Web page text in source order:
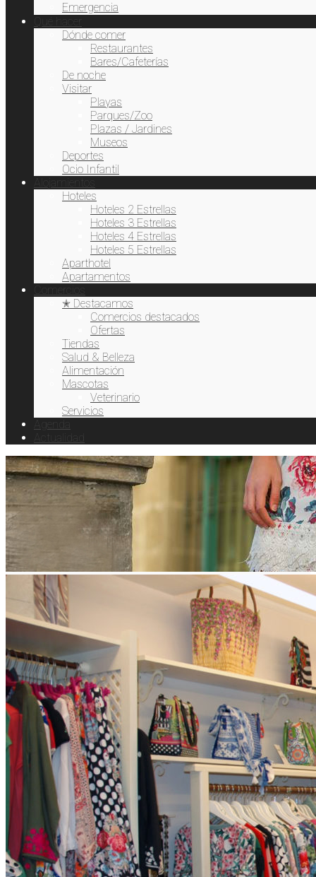
Emergencia
Qué hacer
Dónde comer
Restaurantes
Bares/Cafeterías
De noche
Visitar
Playas
Parques/Zoo
Plazas / Jardines
Museos
Deportes
Ocio Infantil
Alojamientos
Hoteles
Hoteles 2 Estrellas
Hoteles 3 Estrellas
Hoteles 4 Estrellas
Hoteles 5 Estrellas
Aparthotel
Apartamentos
Comercios
✭ Destacamos
Comercios destacados
Ofertas
Tiendas
Salud & Belleza
Alimentación
Mascotas
Veterinario
Servicios
Agenda
Actualidad